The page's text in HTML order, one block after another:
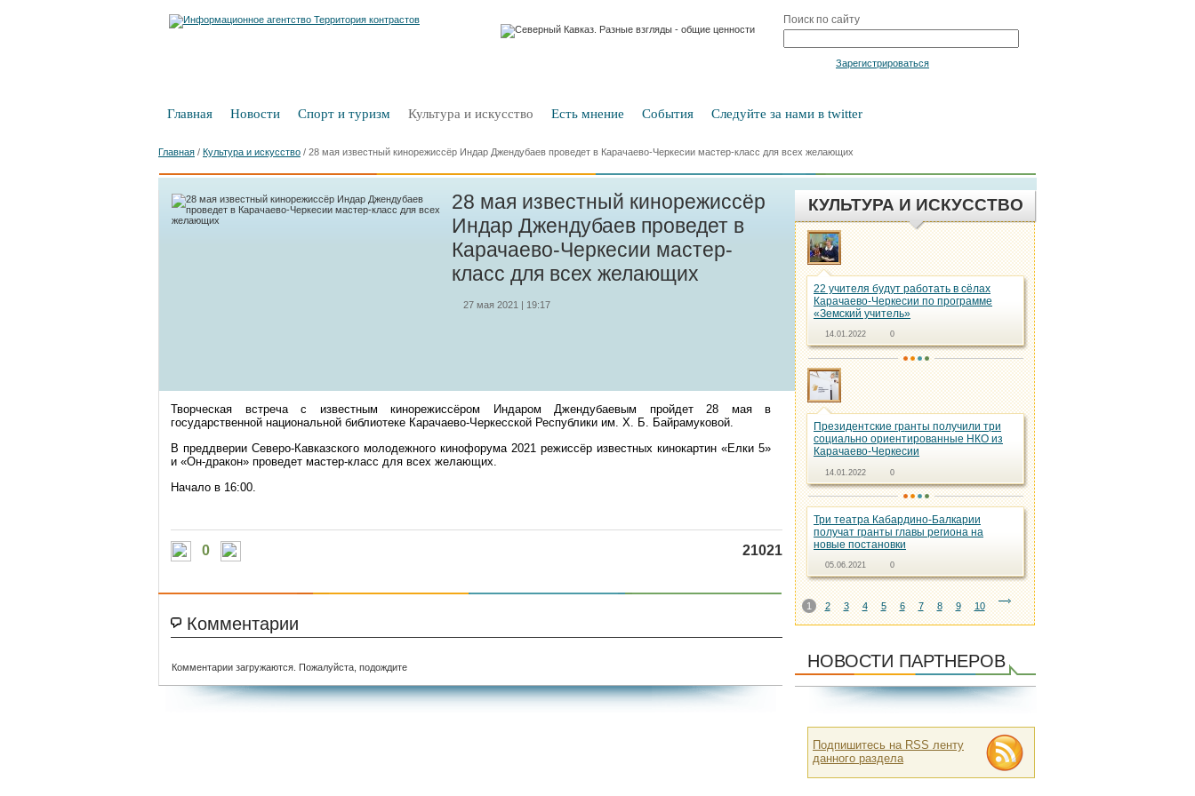
Поиск по сайту
Зарегистрироваться
Главная Новости Спорт и туризм Культура и искусство Есть мнение События Следуйте за нами в twitter
Главная / Культура и искусство / 28 мая известный кинорежиссёр Индар Джендубаев проведет в Карачаево-Черкесии мастер-класс для всех желающих
28 мая известный кинорежиссёр
Индар Джендубаев проведет в
Карачаево-Черкесии мастер-
класс для всех желающих
27 мая 2021 | 19:17
Творческая встреча с известным кинорежиссёром Индаром Джендубаевым пройдет 28 мая в
государственной национальной библиотеке Карачаево-Черкесской Республики им. Х. Б. Байрамуковой.
В преддверии Северо-Кавказского молодежного кинофорума 2021 режиссёр известных кинокартин «Елки 5»
и «Он-дракон» проведет мастер-класс для всех желающих.
Начало в 16:00.
0 21021
Комментарии
Комментарии загружаются. Пожалуйста, подождите
КУЛЬТУРА И ИСКУССТВО
22 учителя будут работать в сёлах
Карачаево-Черкесии по программе
«Земский учитель»
14.01.2022 0
Президентские гранты получили три
социально ориентированные НКО из
Карачаево-Черкесии
14.01.2022 0
Три театра Кабардино-Балкарии
получат гранты главы региона на
новые постановки
05.06.2021 0
1 2 3 4 5 6 7 8 9 10
НОВОСТИ ПАРТНЕРОВ
Подпишитесь на RSS ленту
данного раздела